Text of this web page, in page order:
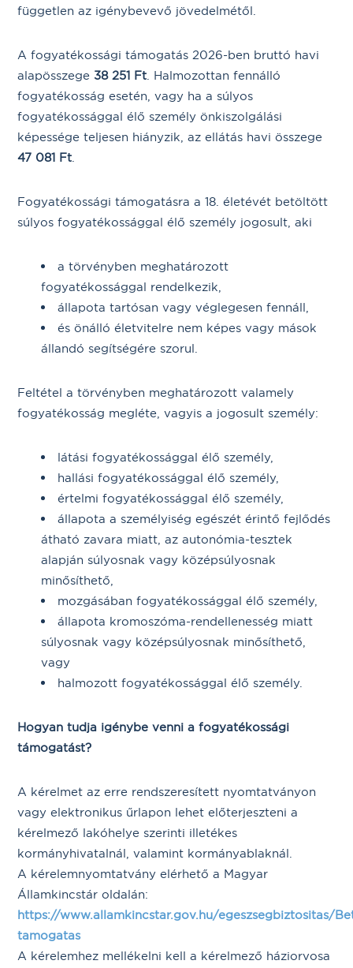
független az igénybevevő jövedelmétől.
A fogyatékossági támogatás 2026-ben bruttó havi
alapösszege38 251 Ft. Halmozottan fennálló
fogyatékosság esetén, vagy ha a súlyos
fogyatékossággal élő személy önkiszolgálási
képessége teljesen hiányzik, az ellátás havi összege
47 081 Ft.
Fogyatékossági támogatásra a 18. életévét betöltött
súlyos fogyatékossággal élő személy jogosult, aki
a törvényben meghatározott
fogyatékossággal rendelkezik,
állapota tartósan vagy véglegesen fennáll,
és önálló életvitelre nem képes vagy mások
állandó segítségére szorul.
Feltétel a törvényben meghatározott valamely
fogyatékosság megléte, vagyis a jogosult személy:
látási fogyatékossággal élő személy,
hallási fogyatékossággal élő személy,
értelmi fogyatékossággal élő személy,
állapota a személyiség egészét érintő fejlődés
átható zavara miatt, az autonómia-tesztek
alapján súlyosnak vagy középsúlyosnak
minősíthető,
mozgásában fogyatékossággal élő személy,
állapota kromoszóma-rendellenesség miatt
súlyosnak vagy középsúlyosnak minősíthető,
vagy
halmozott fogyatékossággal élő személy.
Hogyan tudja igénybe venni a fogyatékossági
támogatást?
A kérelmet az erre rendszeresített nyomtatványon
vagy elektronikus űrlapon lehet előterjeszteni a
kérelmező lakóhelye szerinti illetékes
kormányhivatalnál, valamint kormányablaknál.
A kérelemnyomtatvány elérhető a Magyar
Államkincstár oldalán:
https://www.allamkincstar.gov.hu/egeszsegbiztositas/
tamogatas
A kérelemhez mellékelni kell a kérelmező háziorvosa